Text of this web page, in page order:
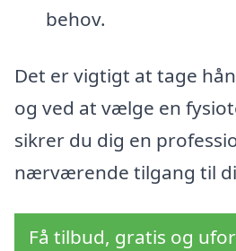
behov.
Det er vigtigt at tage
og ved at vælge en
sikrer du dig en
nærværende tilgang til
Få tilbud, gratis og